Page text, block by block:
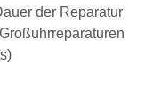
der Reparatur